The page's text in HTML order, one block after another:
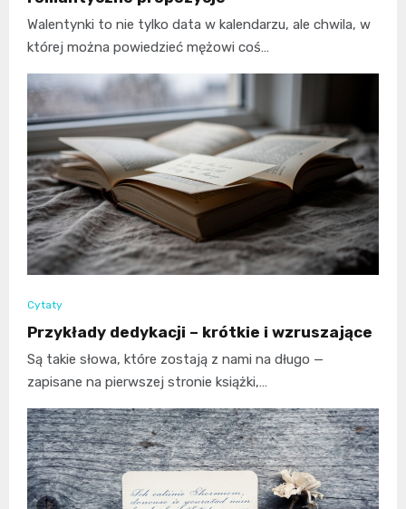
Walentynki to nie tylko data w kalendarzu, ale chwila, w
której można powiedzieć mężowi coś…
Cytaty
Przykłady dedykacji – krótkie i wzruszające
Są takie słowa, które zostają z nami na długo —
zapisane na pierwszej stronie książki,…